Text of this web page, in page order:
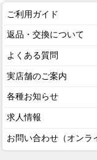
ご利用ガイド
返品・交換について
よくある質問
実店舗のご案内
各種お知らせ
求人情報
お問い合わせ（オンラ